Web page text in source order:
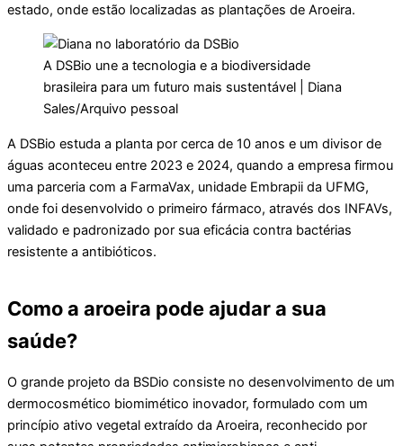
estado, onde estão localizadas as plantações de Aroeira.
A DSBio une a tecnologia e a biodiversidade
brasileira para um futuro mais sustentável | Diana
Sales/Arquivo pessoal
A DSBio estuda a planta por cerca de 10 anos e um divisor de
águas aconteceu entre 2023 e 2024, quando a empresa firmou
uma parceria com a FarmaVax, unidade Embrapii da UFMG,
onde foi desenvolvido o primeiro fármaco, através dos INFAVs,
validado e padronizado por sua eficácia contra bactérias
resistente a antibióticos.
Como a aroeira pode ajudar a sua
saúde?
O grande projeto da BSDio consiste no desenvolvimento de um
dermocosmético biomimético inovador, formulado com um
princípio ativo vegetal extraído da Aroeira, reconhecido por